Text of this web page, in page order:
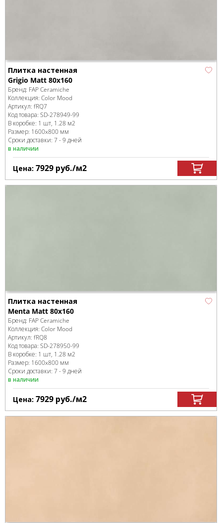
Плитка настенная
Grigio Matt 80x160
Бренд: FAP Ceramiche
Коллекция: Color Mood
Артикул: fRQ7
Код товара: SD-278949-99
В коробке: 1 шт, 1.28 м2
Размер: 1600x800 мм
Сроки доставки: 7 - 9 дней
в наличии
Цена: 7929 руб./м2
Плитка настенная
Menta Matt 80x160
Бренд: FAP Ceramiche
Коллекция: Color Mood
Артикул: fRQ8
Код товара: SD-278950-99
В коробке: 1 шт, 1.28 м2
Размер: 1600x800 мм
Сроки доставки: 7 - 9 дней
в наличии
Цена: 7929 руб./м2